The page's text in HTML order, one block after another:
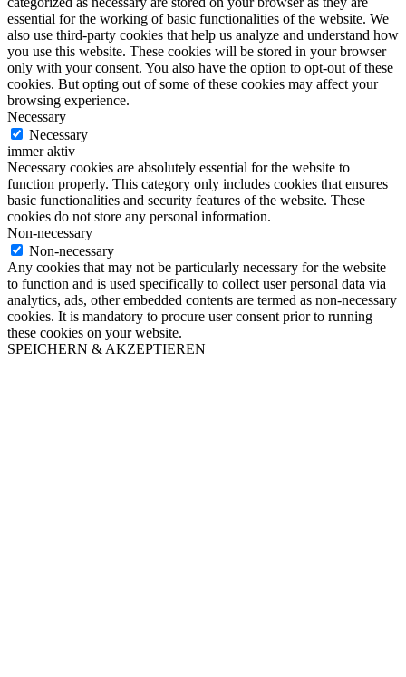
essential for the working of basic functionalities of the website. We
also use third-party cookies that help us analyze and understand how
you use this website. These cookies will be stored in your browser
only with your consent. You also have the option to opt-out of these
cookies. But opting out of some of these cookies may affect your
browsing experience.
Necessary
Necessary
immer aktiv
Necessary cookies are absolutely essential for the website to
function properly. This category only includes cookies that ensures
basic functionalities and security features of the website. These
cookies do not store any personal information.
Non-necessary
Non-necessary
Any cookies that may not be particularly necessary for the website
to function and is used specifically to collect user personal data via
analytics, ads, other embedded contents are termed as non-necessary
cookies. It is mandatory to procure user consent prior to running
these cookies on your website.
SPEICHERN & AKZEPTIEREN